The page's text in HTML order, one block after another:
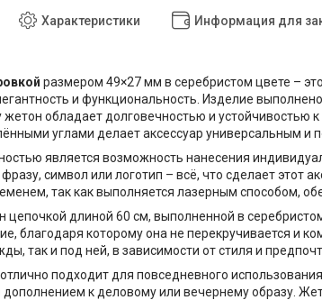
Характеристики Информация для
размером 49×27 мм в серебристом цвете –
и функциональность. Изделие
жетон обладает долговечностью и
углами делает аксессуар универсальным
является возможность нанесения
символ или логотип – всё, что сделает этот
так как выполняется лазерным способом,
цепочкой длиной 60 см, выполненной в
благодаря которому она не перекручивается и
так и под ней, в зависимости от стиля и
отлично подходит для повседневного
дополнением к деловому или вечернему образу.